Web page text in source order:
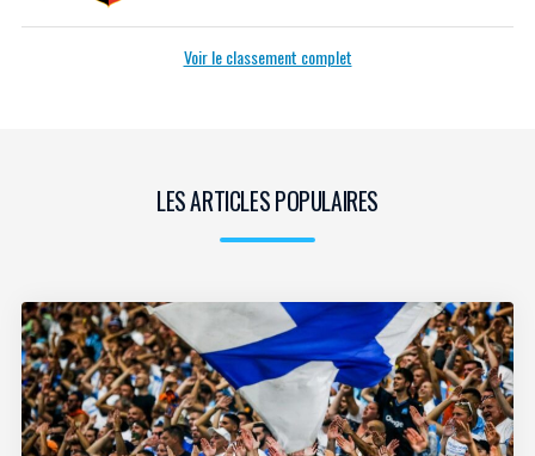
Voir le classement complet
LES ARTICLES POPULAIRES